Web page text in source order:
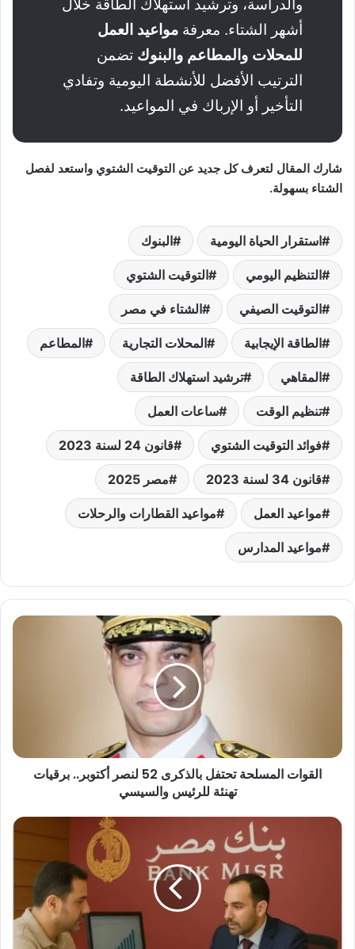
والدراسة، وترشيد استهلاك الطاقة خلال
أشهر الشتاء. معرفة مواعيد العمل
للمحلات والمطاعم والبنوك تضمن
الترتيب الأفضل للأنشطة اليومية وتفادي
التأخير أو الإرباك في المواعيد.
شارك المقال لتعرف كل جديد عن التوقيت الشتوي واستعد لفصل
الشتاء بسهولة.
استقرار الحياة اليومية البنوك
التنظيم اليومي التوقيت الشتوي
التوقيت الصيفي الشتاء في مصر
الطاقة الإيجابية المحلات التجارية المطاعم
المقاهي ترشيد استهلاك الطاقة
تنظيم الوقت ساعات العمل
فوائد التوقيت الشتوي قانون 24 لسنة 2023
قانون 34 لسنة 2023 مصر 2025
مواعيد العمل مواعيد القطارات والرحلات
مواعيد المدارس
القوات
تهنئة
للرئيس
القوات المسلحة تحتفل بالذكرى 52 لنصر أكتوبر.. برقيات
تهنئة للرئيس والسيسي
وظائف
العملاء